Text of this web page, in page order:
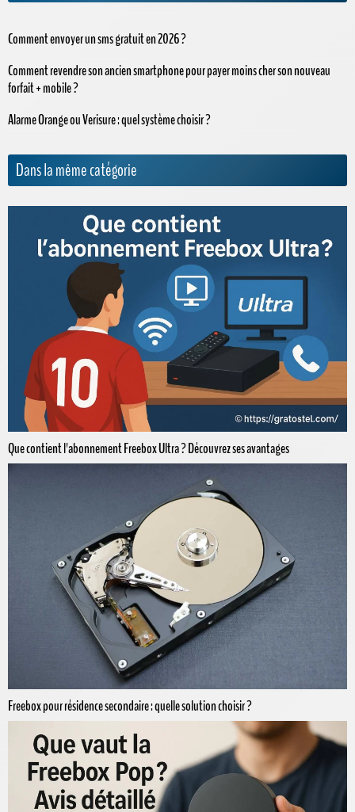
Comment envoyer un sms gratuit en 2026 ?
Comment revendre son ancien smartphone pour payer moins cher son nouveau
forfait + mobile ?
Alarme Orange ou Verisure : quel système choisir ?
Dans la même catégorie
Que contient l'abonnement Freebox Ultra ? Découvrez ses avantages
Freebox pour résidence secondaire : quelle solution choisir ?